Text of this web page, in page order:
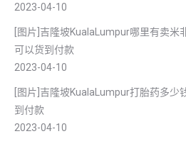
2023-04-10
[图片]吉隆坡KualaLumpur哪里有卖米
可以货到付款
2023-04-10
[图片]吉隆坡KualaLumpur打胎药多少
到付款
2023-04-10